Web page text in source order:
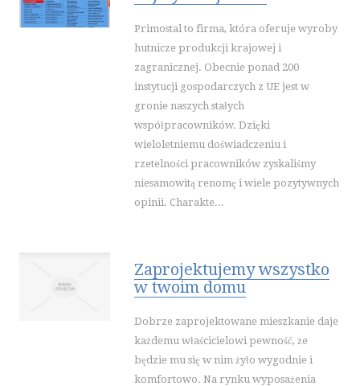
IMPREZY INTEGRACYJNE
HOBBY
ZAJĘCIA SPORTOWE I REKREACYJNE
INFORMATYCZNE
RESTAURACJE, CATERING
FOTOGRAFIA
SPRZĄTANIE, PORZĄDKOWANIE
SERWIS
OPIEKA
INNE USŁUGI
WAKACJE
Primostal to firma, która oferuje wyroby
hutnicze produkcji krajowej i
zagranicznej. Obecnie ponad 200
instytucji gospodarczych z UE jest w
gronie naszych stałych
współpracowników. Dzięki
wieloletniemu doświadczeniu i
rzetelności pracowników zyskaliśmy
niesamowitą renomę i wiele pozytywnych
opinii. Charakte...
Zaprojektujemy wszystko
w twoim domu
Dobrze zaprojektowane mieszkanie daje
każdemu właścicielowi pewność, że
będzie mu się w nim żyło wygodnie i
komfortowo. Na rynku wyposażenia